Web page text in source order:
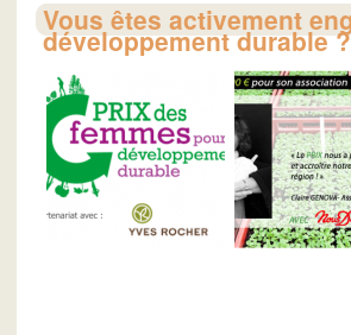
Vous êtes activement
développement durable ?